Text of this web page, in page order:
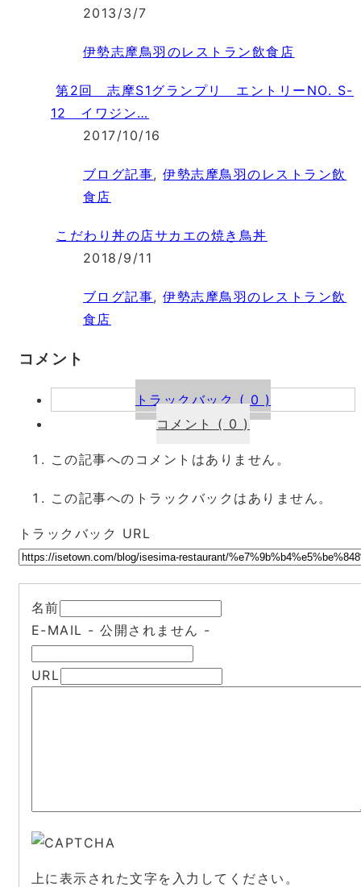
2013/3/7
伊勢志摩鳥羽のレストラン飲食店
第2回 志摩S1グランプリ エントリーNO. S-
12 イワジン…
2017/10/16
ブログ記事,伊勢志摩鳥羽のレストラン飲
食店
こだわり丼の店サカエの焼き鳥丼
2018/9/11
ブログ記事,伊勢志摩鳥羽のレストラン飲
食店
コメント
トラックバック ( 0 )
コメント ( 0 )
この記事へのコメントはありません。
この記事へのトラックバックはありません。
トラックバック URL
名前
E-MAIL - 公開されません -
URL
上に表示された文字を入力してください。